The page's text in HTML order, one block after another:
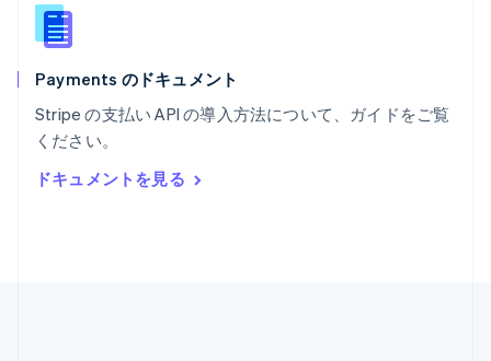
Payments のドキュメント
Stripe の支払い API の導入方法について、ガイドをご覧
ください。
ドキュメントを見る
Español
ラトビア
リトアニア
リヒテンシュタイン
Deutsch
English